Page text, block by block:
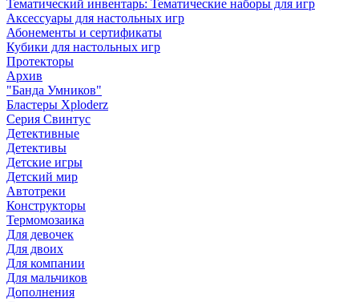
Тематический инвентарь: Тематические наборы для игр
Аксессуары для настольных игр
Абонементы и сертификаты
Кубики для настольных игр
Протекторы
Архив
"Банда Умников"
Бластеры Xploderz
Cерия Свинтус
Детективные
Детективы
Детские игры
Детский мир
Автотреки
Конструкторы
Термомозаика
Для девочек
Для двоих
Для компании
Для мальчиков
Дополнения